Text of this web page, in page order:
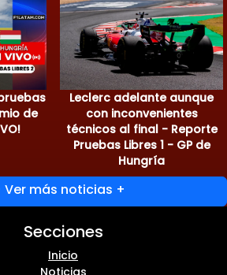
de
Leclerc adelante aunque
con inconvenientes
técnicos al final - Reporte
Pruebas Libres 1 - GP de
Hungría
más noticias +
Secciones
Inicio
Noticias